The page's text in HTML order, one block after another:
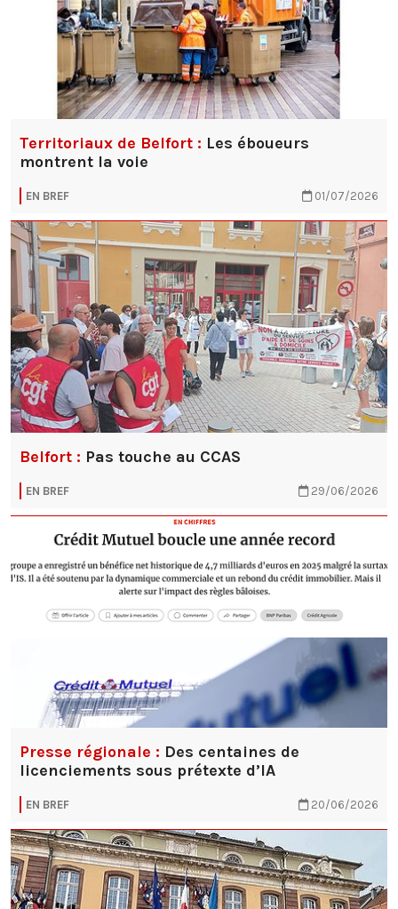
Territoriaux de Belfort : Les éboueurs
montrent la voie
EN BREF 01/07/2026
Belfort : Pas touche au CCAS
EN BREF 29/06/2026
Presse régionale : Des centaines de
licenciements sous prétexte d’IA
EN BREF 20/06/2026